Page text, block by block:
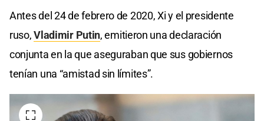
Antes del 24 de febrero de 2020, Xi y el presidente
ruso,Vladimir Putin, emitieron una declaración
conjunta en la que aseguraban que sus gobiernos
tenían una “amistad sin límites”.